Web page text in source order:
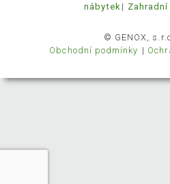
nábytek
© GENOX,
Obchodní podmínky